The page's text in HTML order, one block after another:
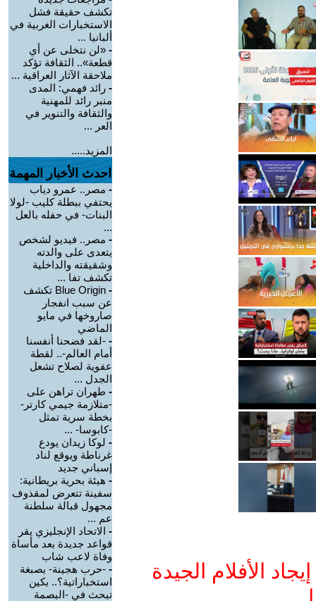
الأفلام الجيدة
تكشف حقيقة فشل
الاستخبارات الغربية في
ألبانيا ...
- «لن نتخلى عن أي
قطعة».. الثقافة تؤكد
ملاحقة الآثار العراقية ...
- رائد فهمي: المدى
منبر رائد للمهنية
والثقافة والتنوير في
العر ...
المزيد.....
احدث الأخبار المهمة
- مصر.. عمرو دياب
يحتفي ببطلة كليب -لولا
البنات- في حفله بالعل
...
- مصر.. فيديو لشخص
يتعدى على والدته
وشقيقته والداخلية
تكشف تفا ...
-
Blue Origin تكشف
عن سبب انفجار
صاروخها في مايو
الماضي
- -لقد فضحنا أنفسنا
أمام العالم-.. لقطة
عفوية لصلاح تشعل
الجدل ...
- طهران تراهن على
-متلازمة جيمي كارتر-
بخطة سرية تمثل
-كابوسا- ...
- لوكا زيدان يودع
غرناطة ويوقع لناد
إسباني جديد
- هيئة بحرية بريطانية:
سفينة تتعرض لمقذوف
مجهول قبالة سلطنة
عم ...
- الاتحاد الإنجليزي يقر
قواعد جديدة بعد مأساة
وفاة لاعب شاب
- -حرب هجينة- بصبغة
استخباراتية؟.. بكين
تبحث في -البصمة